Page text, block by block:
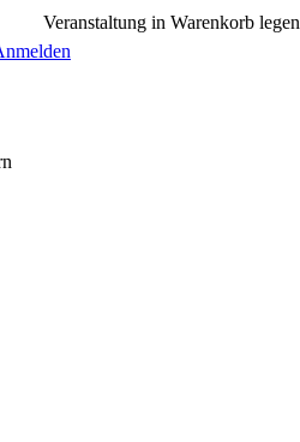
Veranstaltung in Warenkorb legen